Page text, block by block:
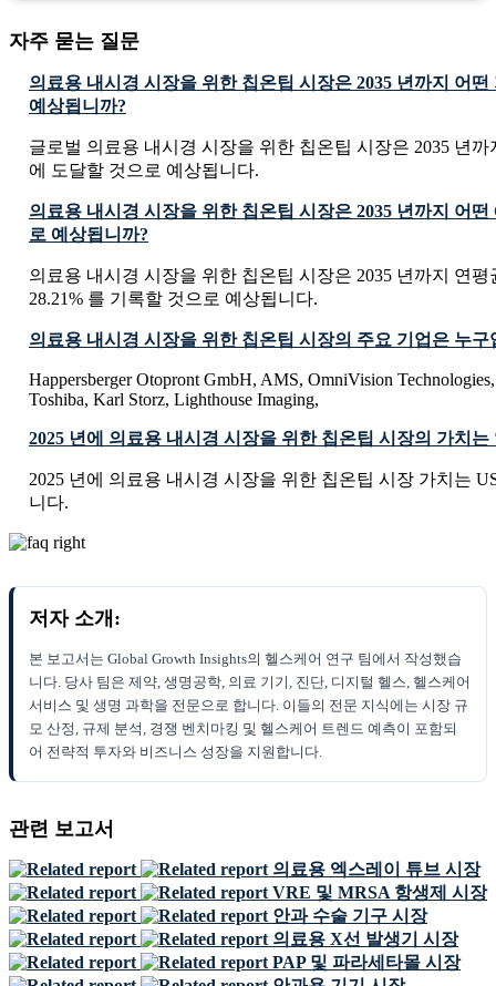
자주 묻는 질문
의료용 내시경 시장을 위한 칩온팁 시장은 2035 년까지 어
예상됩니까?
글로벌 의료용 내시경 시장을 위한 칩온팁 시장은 2035 년까
에 도달할 것으로 예상됩니다.
의료용 내시경 시장을 위한 칩온팁 시장은 2035 년까지 어
로 예상됩니까?
의료용 내시경 시장을 위한 칩온팁 시장은 2035 년까지 연
28.21% 를 기록할 것으로 예상됩니다.
의료용 내시경 시장을 위한 칩온팁 시장의 주요 기업은 누구
Happersberger Otopront GmbH, AMS, OmniVision
Toshiba, Karl Storz, Lighthouse Imaging,
2025 년에 의료용 내시경 시장을 위한 칩온팁 시장의 가치는
2025 년에 의료용 내시경 시장을 위한 칩온팁 시장 가치는
니다.
저자 소개:
본 보고서는 Global Growth Insights의 헬스케어 연구 팀에서 작성했습
니다. 당사 팀은 제약, 생명공학, 의료 기기, 진단, 디지털 헬스, 헬스케어
서비스 및 생명 과학을 전문으로 합니다. 이들의 전문 지식에는 시장 규
모 산정, 규제 분석, 경쟁 벤치마킹 및 헬스케어 트렌드 예측이 포함되
어 전략적 투자와 비즈니스 성장을 지원합니다.
관련 보고서
의료용 엑스레이 튜브 시장
VRE 및 MRSA 항생제 시장
안과 수술 기구 시장
의료용 X선 발생기 시장
PAP 및 파라세타몰 시장